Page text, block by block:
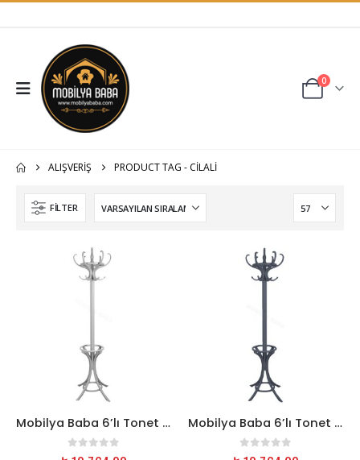
0
ALIŞVERIŞ PRODUCT TAG - CİLALI
FILTER
Mobilya Baba 6’lı Tonet Askılık – Açık Gri Ahşap
0out of 5
Mobilya Baba 6’lı Tonet Askılık – Antrasit Ahşap
0out of 5